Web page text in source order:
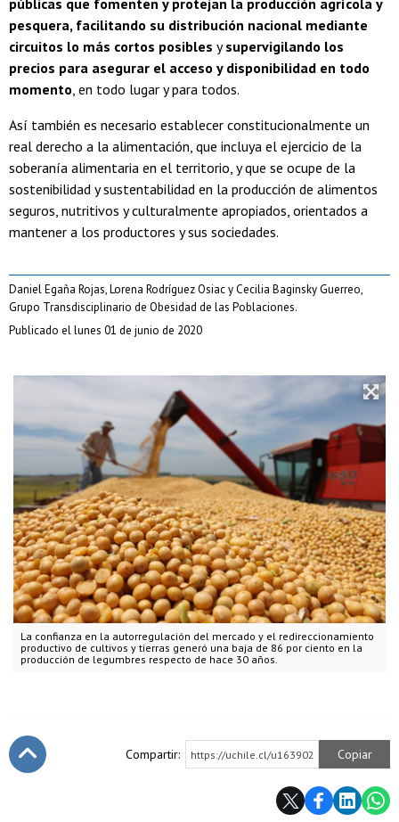
La confianza en la autorregulación del mercado y el redireccionamiento
productivo de cultivos y tierras generó una baja de 86 por ciento en la
producción de legumbres respecto de hace 30 años.
públicas que fomenten y protejan la producción agrícola y
pesquera, facilitando su distribución nacional mediante
circuitos lo más cortos posibles ysupervigilando los
precios para asegurar el acceso y disponibilidad en todo
momento, en todo lugar y para todos.
Así también es necesario establecer constitucionalmente un
real derecho a la alimentación, que incluya el ejercicio de la
soberanía alimentaria en el territorio, y que se ocupe de la
sostenibilidad y sustentabilidad en la producción de alimentos
seguros, nutritivos y culturalmente apropiados, orientados a
mantener a los productores y sus sociedades.
Daniel Egaña Rojas, Lorena Rodríguez Osiac y Cecilia Baginsky Guerreo,
Grupo Transdisciplinario de Obesidad de las Poblaciones.
Publicado el lunes 01 de junio de 2020
Compartir: https://uchile.cl/u163902 Copiar